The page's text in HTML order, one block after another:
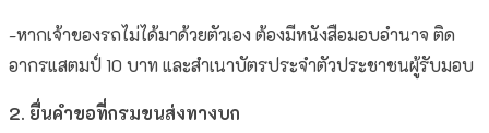
-หากเจ้าของรถไม่ได้มาด้วยตัวเอง ต้องมีหนังสือมอบอำนาจ ติด
อากรแสตมป์ 10 บาท และสำเนาบัตรประจำตัวประชาชนผู้รับมอบ
2. ยื่นคำขอที่กรมขนส่งทางบก